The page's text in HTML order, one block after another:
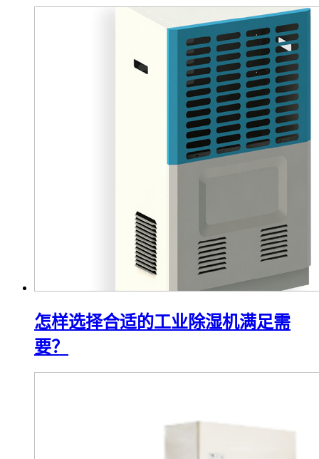
怎样选择合适的工业除湿机满足需
要？